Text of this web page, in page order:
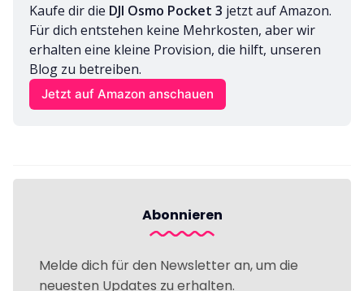
Kaufe dir die DJI Osmo Pocket 3 jetzt auf Amazon.
Für dich entstehen keine Mehrkosten, aber wir
erhalten eine kleine Provision, die hilft, unseren
Blog zu betreiben.
Jetzt auf Amazon anschauen
Abonnieren
Melde dich für den Newsletter an, um die
neuesten Updates zu erhalten.